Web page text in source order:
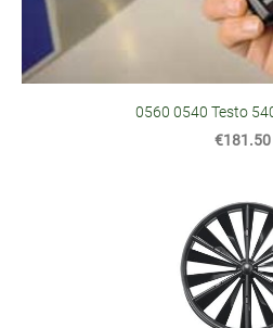
0560 0540 Testo
€181.50